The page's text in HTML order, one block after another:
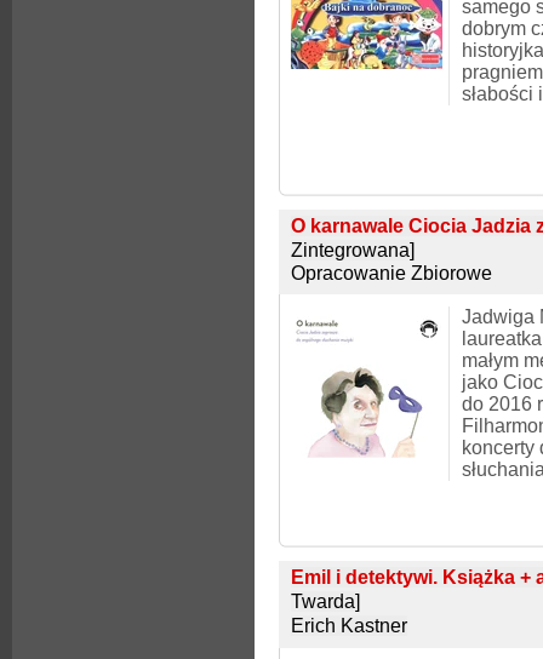
samego
dobrym
słabości
O karnawale Ciocia Jadzia
Zintegrowana]
Opracowanie Zbiorowe
Jadwiga
małym
jako
do 2016
koncerty
Emil i detektywi. Książka
Twarda]
Erich Kastner